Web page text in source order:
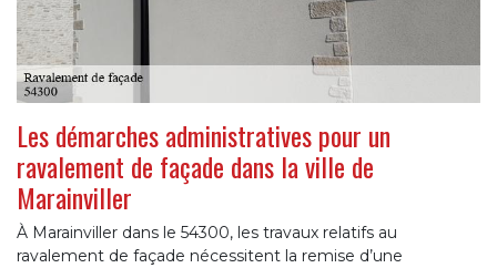
Les démarches administratives pour un
ravalement de façade dans la ville de
Marainviller
À Marainviller dans le 54300, les travaux relatifs au
ravalement de façade nécessitent la remise d’une